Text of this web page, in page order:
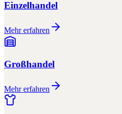
Einzelhandel
Mehr erfahren
Großhandel
Mehr erfahren